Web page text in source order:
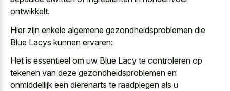
ontwikkelt.
Hier zijn enkele algemene gezondheidsproblemen die
Blue Lacys kunnen ervaren:
Het is essentieel om uw Blue Lacy te controleren op
tekenen van deze gezondheidsproblemen en
onmiddellijk een dierenarts te raadplegen als u